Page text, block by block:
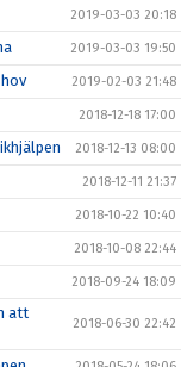
2019-03-03 20:18
2019-03-03 19:50
2019-02-03 21:48
2018-12-18 17:00
2018-12-13 08:00
2018-12-11 21:37
2018-10-22 10:40
2018-10-08 22:44
2018-09-24 18:09
att
2018-06-30 22:42